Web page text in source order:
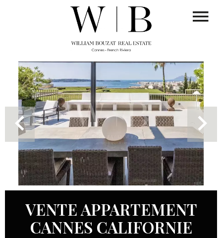
VENTE APPARTEMENT
CANNES CALIFORNIE